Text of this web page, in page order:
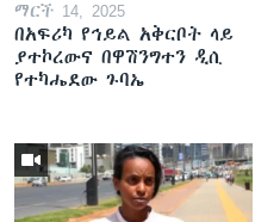
ማርች 14, 2025
በአፍሪካ የኅይል አቅርቦት ላይ
ያተኮረውና በዋሽንግተን ዲሲ
የተካሔደው ጉባኤ